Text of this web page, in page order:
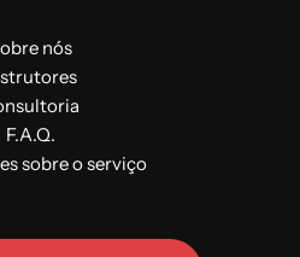
nós
F.A.Q.
sobre o serviço